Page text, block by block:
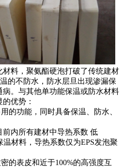
料，聚氨酯硬泡打破了传统建材
的不防水，防水层旦出现渗漏保
。与其他单功能保温或防水材料
优势：
功能，同时具备保温、防水、
前内所有建材中导热系数 低
温材料，导热系数仅为EPS发泡聚
表皮和近于100%的高强度互